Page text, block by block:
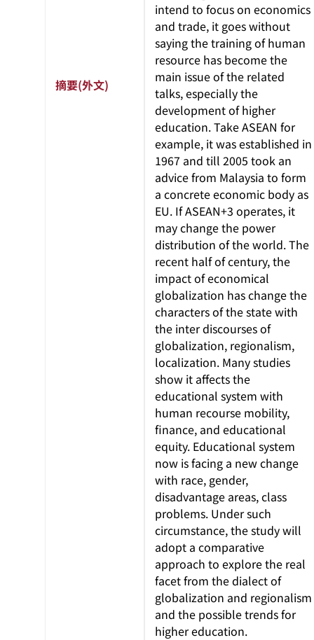
摘要(外文)
intend to focus on economics
and trade, it goes without
saying the training of human
resource has become the
main issue of the related
talks, especially the
development of higher
education. Take ASEAN for
example, it was established in
1967 and till 2005 took an
advice from Malaysia to form
a concrete economic body as
EU. If ASEAN+3 operates, it
may change the power
distribution of the world. The
recent half of century, the
impact of economical
globalization has change the
characters of the state with
the inter discourses of
globalization, regionalism,
localization. Many studies
show it affects the
educational system with
human recourse mobility,
finance, and educational
equity. Educational system
now is facing a new change
with race, gender,
disadvantage areas, class
problems. Under such
circumstance, the study will
adopt a comparative
approach to explore the real
facet from the dialect of
globalization and regionalism
and the possible trends for
higher education.